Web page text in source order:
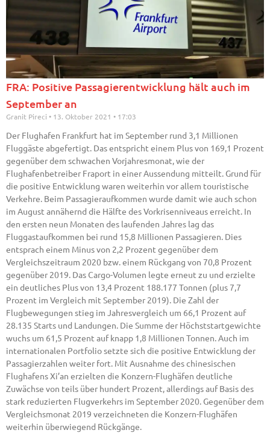
FRA: Positive Passagierentwicklung hält auch im
September an
Granit Pireci 13. Oktober 2021 17:03
Der Flughafen Frankfurt hat im September rund 3,1 Millionen
Fluggäste abgefertigt. Das entspricht einem Plus von 169,1 Prozent
gegenüber dem schwachen Vorjahresmonat, wie der
Flughafenbetreiber Fraport in einer Aussendung mitteilt. Grund für
die positive Entwicklung waren weiterhin vor allem touristische
Verkehre. Beim Passagieraufkommen wurde damit wie auch schon
im August annähernd die Hälfte des Vorkrisenniveaus erreicht. In
den ersten neun Monaten des laufenden Jahres lag das
Fluggastaufkommen bei rund 15,8 Millionen Passagieren. Dies
entsprach einem Minus von 2,2 Prozent gegenüber dem
Vergleichszeitraum 2020 bzw. einem Rückgang von 70,8 Prozent
gegenüber 2019. Das Cargo-Volumen legte erneut zu und erzielte
ein deutliches Plus von 13,4 Prozent 188.177 Tonnen (plus 7,7
Prozent im Vergleich mit September 2019). Die Zahl der
Flugbewegungen stieg im Jahresvergleich um 66,1 Prozent auf
28.135 Starts und Landungen. Die Summe der Höchststartgewichte
wuchs um 61,5 Prozent auf knapp 1,8 Millionen Tonnen. Auch im
internationalen Portfolio setzte sich die positive Entwicklung der
Passagierzahlen weiter fort. Mit Ausnahme des chinesischen
Flughafens Xi’an erzielten die Konzern-Flughäfen deutliche
Zuwächse von teils über hundert Prozent, allerdings auf Basis des
stark reduzierten Flugverkehrs im September 2020. Gegenüber dem
Vergleichsmonat 2019 verzeichneten die Konzern-Flughäfen
weiterhin überwiegend Rückgänge.